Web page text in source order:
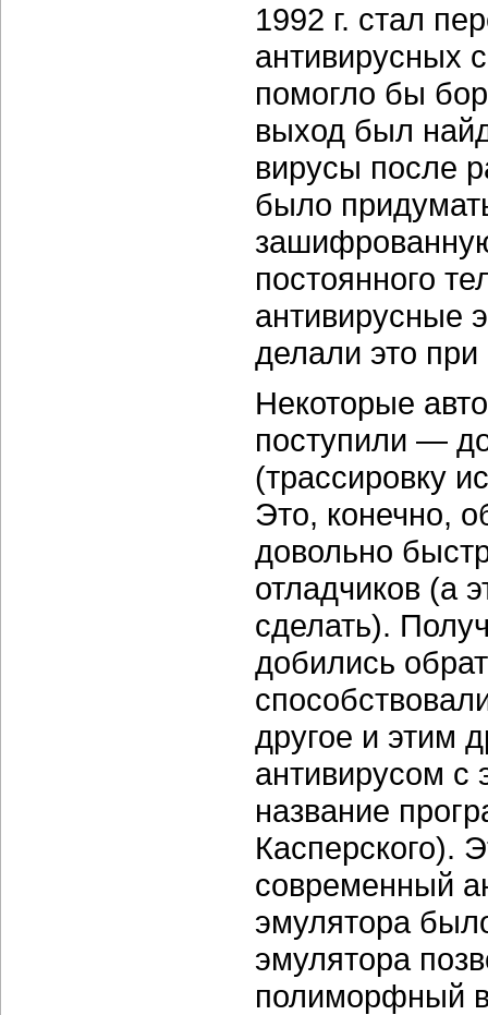
1992 г. стал
антивирусных
помогло бы
выход был
вирусы после
было
постоянного
антивирусные
делали это
Некоторые
поступили —
(трассировку
Это, конечно,
довольно
отладчиков (а
сделать).
добились
другое и этим
антивирусом с
название
Касперского).
современный
эмулятора
эмулятора
полиморфный